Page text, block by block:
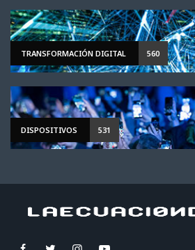
TRANSFORMACIÓN DIGITAL 560
DISPOSITIVOS 531